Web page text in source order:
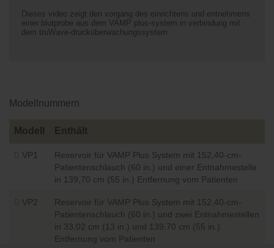
Dieses video zeigt den vorgang des einrichtens und entnehmens
einer blutprobe aus dem VAMP plus-system in verbindung mit
dem truWave-drucküberwachungssystem.
Modellnummern
Modell Enthält
VP1
Reservoir für VAMP Plus System mit 152,40-cm-
Patientenschlauch (60 in.) und einer Entnahmestelle
in 139,70 cm (55 in.) Entfernung vom Patienten
VP2
Reservoir für VAMP Plus System mit 152,40-cm-
Patientenschlauch (60 in.) und zwei Entnahmestellen
in 33,02 cm (13 in.) und 139,70 cm (55 in.)
Entfernung vom Patienten